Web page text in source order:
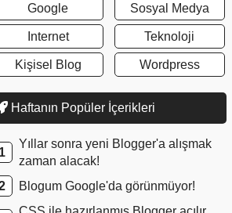
Google
Internet
Kişisel Blog
Sosyal Medya
Teknoloji
Wordpress
Haftanın Popüler İçerikleri
Yıllar sonra yeni Blogger'a alışmak
zaman alacak!
Blogum Google'da görünmüyor!